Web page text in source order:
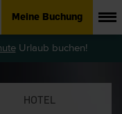
Meine Buchung
Urlaub buchen!
HOTEL